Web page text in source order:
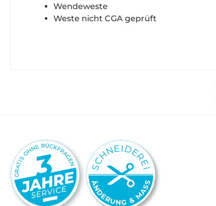
Wendeweste
Weste nicht CGA geprüft